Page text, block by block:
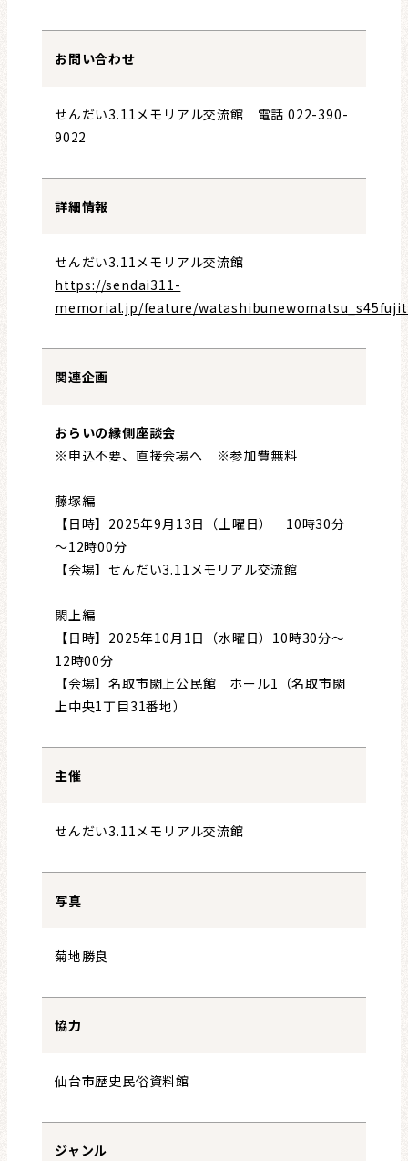
お問い合わせ
せんだい3.11メモリアル交流館 電話 022-390-
9022
詳細情報
せんだい3.11メモリアル交流館
https://sendai311-
memorial.jp/feature/
関連企画
おらいの縁側座談会
※申込不要、直接会場へ ※参加費無料
藤塚編
【日時】2025年9月13日（土曜日） 10時30分
～12時00分
【会場】せんだい3.11メモリアル交流館
閖上編
【日時】2025年10月1日（水曜日）10時30分～
12時00分
【会場】名取市閖上公民館 ホール1（名取市閖
上中央1丁目31番地）
主催
せんだい3.11メモリアル交流館
写真
菊地勝良
協力
仙台市歴史民俗資料館
ジャンル